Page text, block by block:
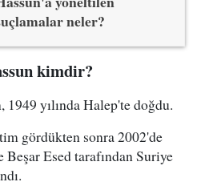
neler?
kimdir?
yılında Halep'te doğdu.
gördükten sonra 2002'de
Esed tarafından Suriye